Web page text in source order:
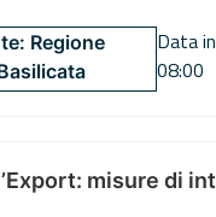
Regione
Data
08:00
misure di